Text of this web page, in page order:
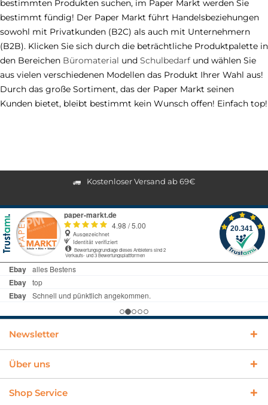
bestimmten Produkten suchen, im Paper Markt werden Sie
bestimmt fündig! Der Paper Markt führt Handelsbeziehungen
sowohl mit Privatkunden (B2C) als auch mit Unternehmern
(B2B). Klicken Sie sich durch die beträchtliche Produktpalette in
den Bereichen Büromaterial und Schulbedarf und wählen Sie
aus vielen verschiedenen Modellen das Produkt Ihrer Wahl aus!
Durch das große Sortiment, das der Paper Markt seinen
Kunden bietet, bleibt bestimmt kein Wunsch offen! Einfach top!
Kostenloser Versand ab 69€
Newsletter
Über uns
Shop Service